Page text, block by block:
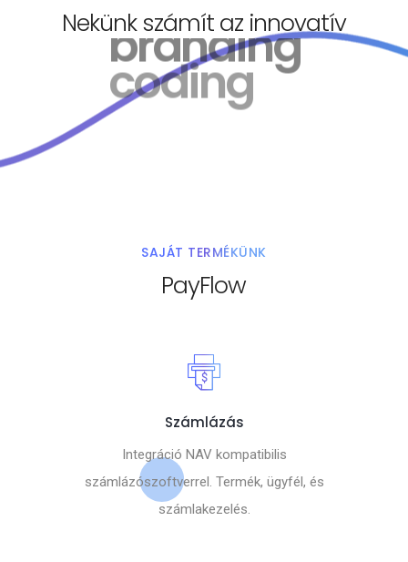
Nekünk számít az innovatív
branding
SAJÁT TERMÉKÜNK
PayFlow
Számlázás
Integráció NAV kompatibilis
számlázószoftverrel. Termék, ügyfél, és
számlakezelés.